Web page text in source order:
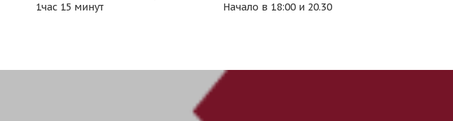
1час 15 минут
Начало в 18:00 и 20.30